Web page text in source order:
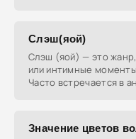
Слэш(яой)
Слэш (яой) — это
или интимные
Часто встречается в
Значение цветов